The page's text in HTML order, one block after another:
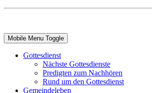
Mobile Menu Toggle
Gottesdienst
Nächste Gottesdienste
Predigten zum Nachhören
Rund um den Gottesdienst
Gemeindeleben